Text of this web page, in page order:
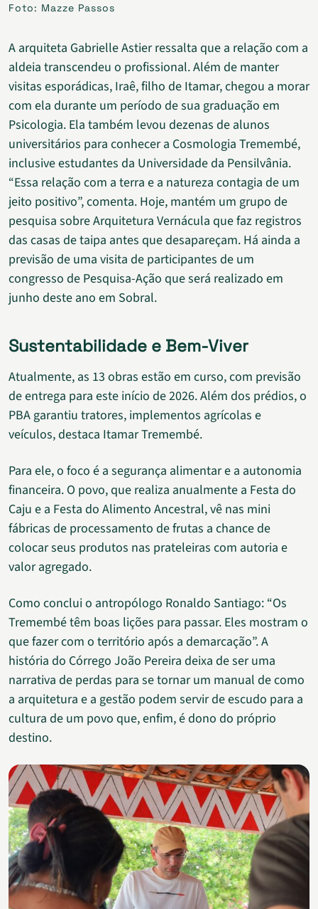
Foto: Mazze Passos
A arquiteta Gabrielle Astier ressalta que a relação com a
aldeia transcendeu o profissional. Além de manter
visitas esporádicas, Iraê, filho de Itamar, chegou a morar
com ela durante um período de sua graduação em
Psicologia. Ela também levou dezenas de alunos
universitários para conhecer a Cosmologia Tremembé,
inclusive estudantes da Universidade da Pensilvânia.
“Essa relação com a terra e a natureza contagia de um
jeito positivo”, comenta. Hoje, mantém um grupo de
pesquisa sobre Arquitetura Vernácula que faz registros
das casas de taipa antes que desapareçam. Há ainda a
previsão de uma visita de participantes de um
congresso de Pesquisa-Ação que será realizado em
junho deste ano em Sobral.
Sustentabilidade e Bem-Viver
Atualmente, as 13 obras estão em curso, com previsão
de entrega para este início de 2026. Além dos prédios, o
PBA garantiu tratores, implementos agrícolas e
veículos, destaca Itamar Tremembé.
Para ele, o foco é a segurança alimentar e a autonomia
financeira. O povo, que realiza anualmente a Festa do
Caju e a Festa do Alimento Ancestral, vê nas mini
fábricas de processamento de frutas a chance de
colocar seus produtos nas prateleiras com autoria e
valor agregado.
Como conclui o antropólogo Ronaldo Santiago: “Os
Tremembé têm boas lições para passar. Eles mostram o
que fazer com o território após a demarcação”. A
história do Córrego João Pereira deixa de ser uma
narrativa de perdas para se tornar um manual de como
a arquitetura e a gestão podem servir de escudo para a
cultura de um povo que, enfim, é dono do próprio
destino.